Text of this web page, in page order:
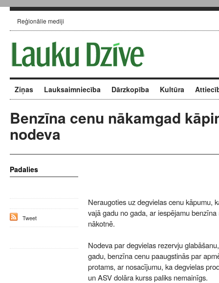
Reģionālie mediji
Ziņas Lauksaimniecība Dārzkopība Kultūra
Benzīna cenu nākamgad
nodeva
Neraugoties uz degvielas cenu kāpumu,
vajā gadu no gada, ar iespējamu
nākotnē.
Nodeva par degvielas rezervju
gadu, benzīna cenu paaugstinās par
protams, ar nosacījumu, ka degvielas
un ASV dolāra kurss paliks nemainīgs.
Padalies
Tweet